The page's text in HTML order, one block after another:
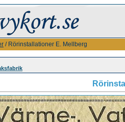
/ Rörinstallationer E. Mellberg